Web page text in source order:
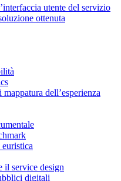
utente del servizio
ottenuta
dell’esperienza
il service design
digitali